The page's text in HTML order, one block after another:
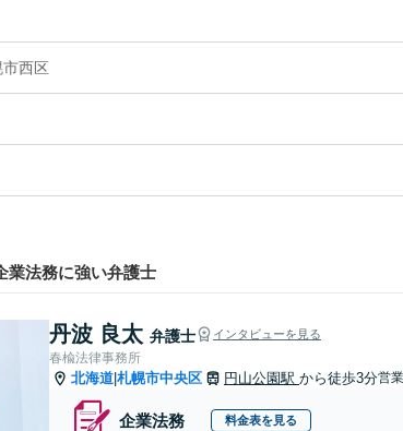
西区
業法務に強い弁護士
丹波 良太 弁護士 インタビューを見る
春楡法律事務所
北海道 札幌市中央区 円山公園駅 から徒歩3分営
企業法務 料金表を見る